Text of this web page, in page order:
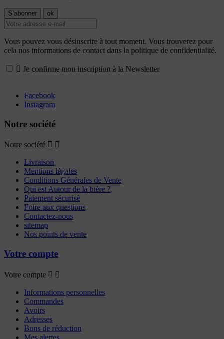
Vous pouvez vous désinscrire à tout moment. Vous trouverez pour
cela nos informations de contact dans la politique de confidentialité.
 Je confirme mon inscription à la Newsletter
Facebook
Instagram
Notre société
Notre société  
Livraison
Mentions légales
Conditions Générales de Vente
Qui est Autour de la bière ?
Paiement sécurisé
Foire aux questions
Contactez-nous
sitemap
Nos points de vente
Votre compte
Votre compte  
Informations personnelles
Commandes
Avoirs
Adresses
Bons de réduction
Mes alertes